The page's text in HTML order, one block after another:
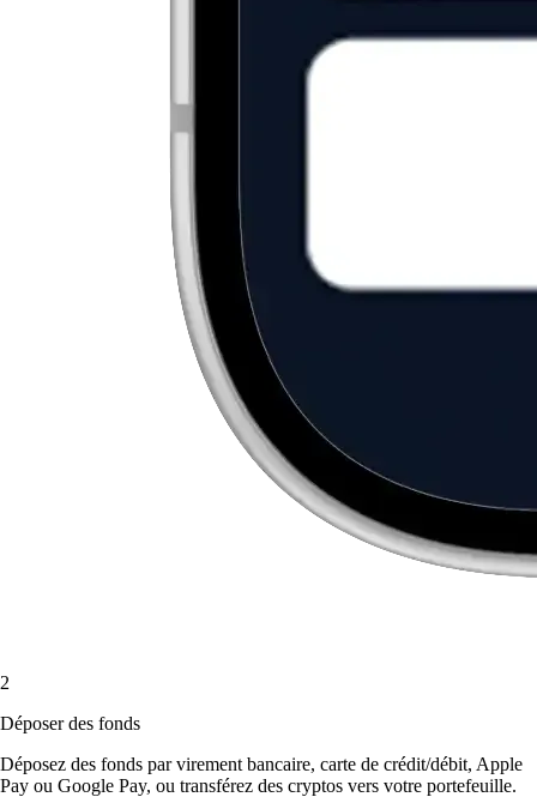
2
Déposer des fonds
Déposez des fonds par virement bancaire, carte de crédit/débit, Apple
Pay ou Google Pay, ou transférez des cryptos vers votre portefeuille.